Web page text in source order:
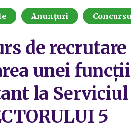
Anunțuri
de
unei
la Serviciul
5